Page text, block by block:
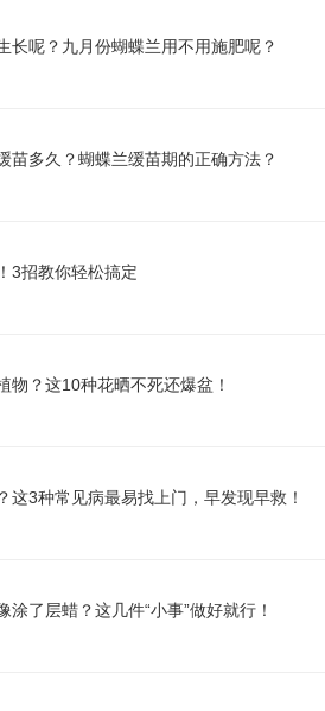
长呢？九月份蝴蝶兰用不用施肥呢？
苗多久？蝴蝶兰缓苗期的正确方法？
3招教你轻松搞定
物？这10种花晒不死还爆盆！
这3种常见病最易找上门，早发现早救！
了层蜡？这几件“小事”做好就行！